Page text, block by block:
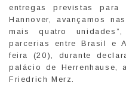
entregas previstas
Hannover, avançamos
mais quatro
parcerias entre Brasil e
feira (20), durante
palácio de Herrenhause,
Friedrich Merz.